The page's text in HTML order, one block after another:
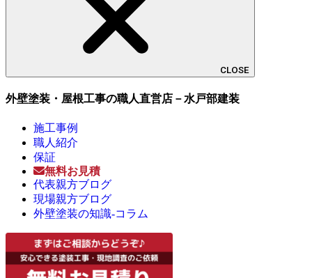
CLOSE
外壁塗装・屋根工事の職人直営店－水戸部建装
施工事例
職人紹介
保証
無料お見積
代表親方ブログ
現場親方ブログ
外壁塗装の知識-コラム